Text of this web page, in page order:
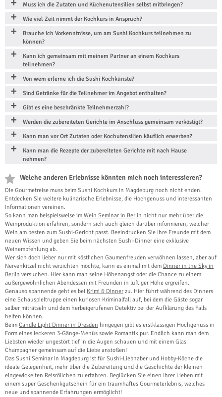
Muss ich die Zutaten und Küchenutensilien selbst mitbringen?
Wie viel Zeit nimmt der Kochkurs in Anspruch?
Brauche ich Vorkenntnisse, um am Sushi Kochkurs teilnehmen zu
können?
Kann ich gemeinsam mit meinem Partner an einem Kochkurs
teilnehmen?
Von wem erlerne ich die Sushi Kochkünste?
Sind Getränke für die Teilnehmer im Angebot enthalten?
Gibt es eine beschränkte Teilnehmerzahl?
Werden die zubereiteten Gerichte im Anschluss gemeinsam verköstigt?
Kann man vor Ort Zutaten oder Kochutensilien käuflich erwerben?
Kann man die Rezepte der zubereiteten Gerichte mit nach Hause
nehmen?
Welche anderen Erlebnisse könnten mich noch interessieren?
Die Gourmetreise muss beim Sushi Kochkurs in Magdeburg noch nicht enden.
Entdecken Sie weitere kulinarische Erlebnisse, die Hochgenuss und interessanten
Informationen vereinen.
So kann man beispielsweise im Wein Seminar in Berlin nicht nur mehr über die
Weinproduktion erfahren, sondern sich auch gleich darüber informieren, welcher
Wein am besten zum Sushi-Gericht passt. Beeindrucken Sie Ihre Freunde mit dem
neuen Wissen und geben Sie beim nächsten Sushi-Dinner eine exklusive
Weinempfehlung ab.
Wer sich doch lieber nur mit köstlichen Gaumenfreuden verwöhnen lassen, aber auf
Nervenkitzel nicht verzichten möchte, kann es einmal mit dem Dinner in the Sky in
Berlin versuchen. Hier kann man seine Höhenangst oder die Chance zu einem
außergewöhnlichen Abendessen mit Freunden in luftiger Höhe ergreifen.
Genauso spannende geht es bei Krimi & Dinner zu. Hier führt während des Dinners
eine Schauspieltruppe einen kuriosen Kriminalfall auf, bei dem die Gäste sogar
selber miträtseln und dem herbeigerufenen Detektiv bei der Aufklärung des Falls
helfen können.
Beim Candle Light Dinner in Dresden hingegen gibt es erstklassigen Hochgenuss in
Form eines leckeren 3-Gänge-Menüs sowie Romantik pur. Endlich kann man dem
Liebsten wieder ungestört tief in die Augen schauen und mit einem Glas
Champagner gemeinsam auf die Liebe anstoßen!
Das Sushi Seminar in Magdeburg ist für Sushi-Liebhaber und Hobby-Köche die
ideale Gelegenheit, mehr über die Zubereitung und die Geschichte der kleinen
eingewickelten Reisröllchen zu erfahren. Beglücken Sie einen Ihrer Lieben mit
einem super Geschenkgutschein für ein traumhaftes Gourmeterlebnis, welches
neue und spannende Erfahrungen ermöglicht!